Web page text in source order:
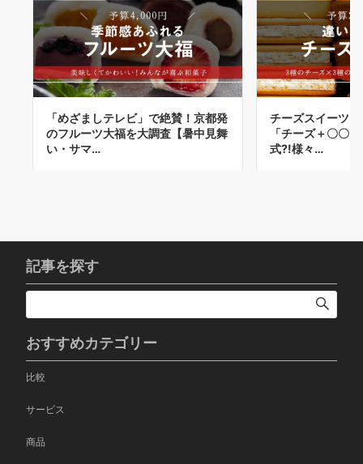
「めざましテレビ」で絶賛！京都発
のフルーツ大福を大調査【暑中見舞
い・サマ…
チーズスイーツ
「チーズ＋〇〇
式?!様々…
記事を探す
おすすめカテゴリー
比較
サービス
商品